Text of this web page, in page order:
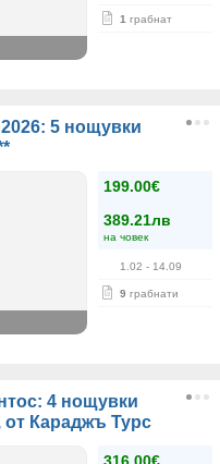
1 грабнат
5 нощувки
199.00€
389.21лв
на човек
1.02 - 14.09
9 грабнати
4 нощувки
от Караджъ Турс